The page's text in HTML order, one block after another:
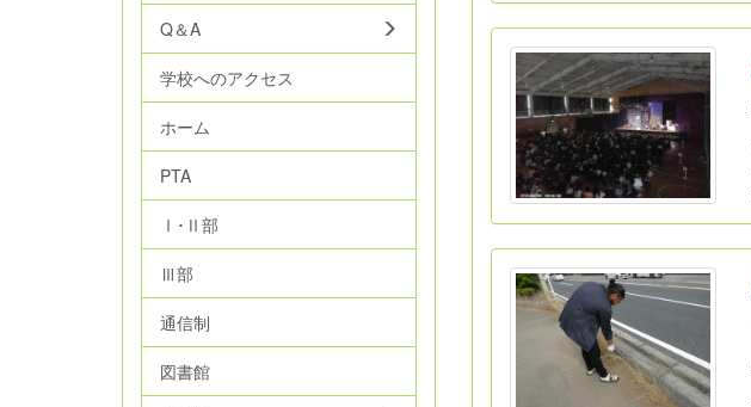
Q＆A
学校へのアクセス
ホーム
PTA
Ⅰ･Ⅱ部
Ⅲ部
通信制
図書館